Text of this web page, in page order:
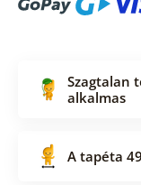
Szagtalan
alkalmas
A tapéta